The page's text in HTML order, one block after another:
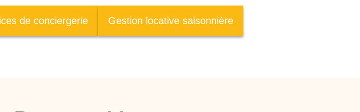
de conciergerie Gestion locative saisonnière